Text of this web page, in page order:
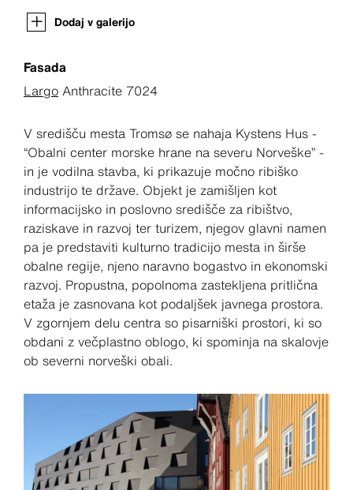
Dodaj v galerijo
Fasada
Largo Anthracite 7024
V središču mesta Tromsø se nahaja Kystens Hus -
“Obalni center morske hrane na severu Norveške” -
in je vodilna stavba, ki prikazuje močno ribiško
industrijo te države. Objekt je zamišljen kot
informacijsko in poslovno središče za ribištvo,
raziskave in razvoj ter turizem, njegov glavni namen
pa je predstaviti kulturno tradicijo mesta in širše
obalne regije, njeno naravno bogastvo in ekonomski
razvoj. Propustna, popolnoma zastekljena pritlična
etaža je zasnovana kot podaljšek javnega prostora.
V zgornjem delu centra so pisarniški prostori, ki so
obdani z večplastno oblogo, ki spominja na skalovje
ob severni norveški obali.